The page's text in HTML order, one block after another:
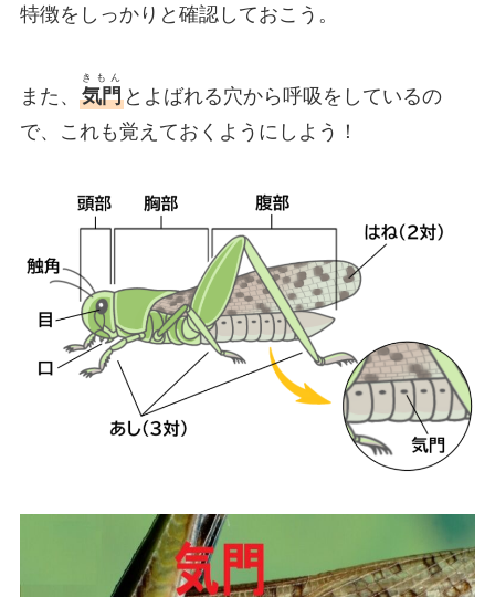
特徴をしっかりと確認しておこう。
また、 気門
きもん
とよばれる穴から呼吸をしているの
で、これも覚えておくようにしよう！